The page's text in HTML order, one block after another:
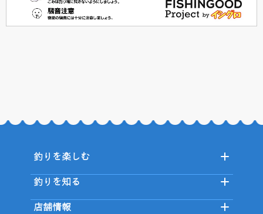
釣りを楽しむ
釣りを知る
店舗情報